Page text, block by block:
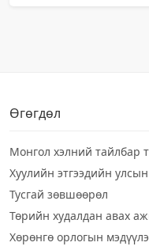
Өгөгдөл
Монгол хэлний тайлбар
Хуулийн этгээдийн улсын
Тусгай зөвшөөрөл
Төрийн худалдан авах
Хөрөнгө орлогын